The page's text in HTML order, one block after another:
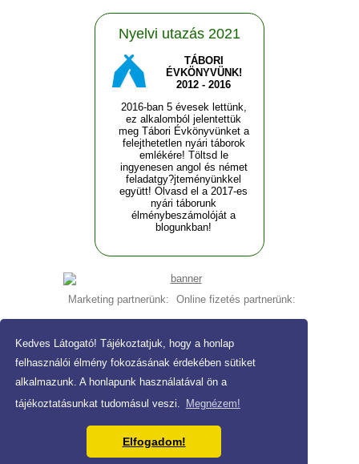
Kedves Látogató! Tájékoztatjuk, hogy a honlap
felhasználói élmény fokozásának érdekében sütiket
alkalmazunk. A honlapunk használatával ön a
tájékoztatásunkat tudomásul veszi.
Megnézem!
Elfogadom!
Nyelvi utazás 2021
TÁBORI
ÉVKÖNYVÜNK!
2012 - 2016
2016-ban 5 évesek lettünk,
ez alkalomból jelentettük
meg Tábori Évkönyvünket a
felejthetetlen nyári táborok
emlékére! Töltsd le
ingyenesen angol és német
feladatgy?jteményünkkel
együtt! Olvasd el a 2017-es
nyári táborunk
élménybeszámolóját a
blogunkban!
Marketing partnerünk: Online fizetés partnerünk:
Copyright © 2021 Szivárvány Tanoda
Adatvédelmi nyilatkozat-ÁSZF
Tervezés és kivitelezés: Kolibri Kreatív studio